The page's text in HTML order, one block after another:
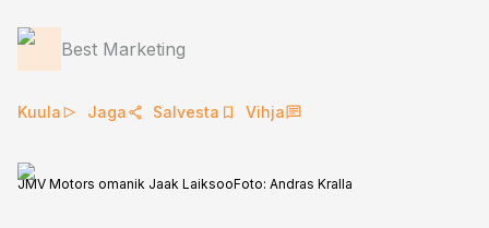
Best Marketing
Kuula Jaga Salvesta Vihja
JMV Motors omanik Jaak LaiksooFoto: Andras Kralla